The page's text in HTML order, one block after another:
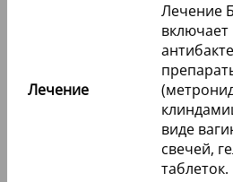
Лечение
Лечение
включает
виде
свечей,
таблеток.